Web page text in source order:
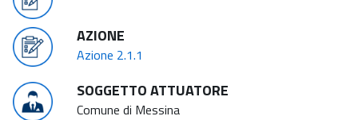
AZIONE
Azione 2.1.1
SOGGETTO ATTUATORE
Comune di Messina